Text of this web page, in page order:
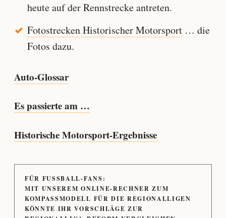
heute auf der Rennstrecke antreten.
Fotostrecken Historischer Motorsport… die
Fotos dazu.
Auto-Glossar
Es passierte am …
Historische Motorsport-Ergebnisse
FÜR FUSSBALL-FANS:
MIT UNSEREM ONLINE-RECHNER ZUM
KOMPASSMODELL FÜR DIE REGIONALLIGEN
KÖNNTE IHR VORSCHLÄGE ZUR